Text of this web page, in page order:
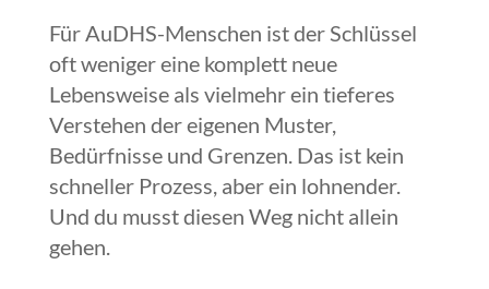
Für AuDHS-Menschen ist der Schlüssel
oft weniger eine komplett neue
Lebensweise als vielmehr ein tieferes
Verstehen der eigenen Muster,
Bedürfnisse und Grenzen. Das ist kein
schneller Prozess, aber ein lohnender.
Und du musst diesen Weg nicht allein
gehen.